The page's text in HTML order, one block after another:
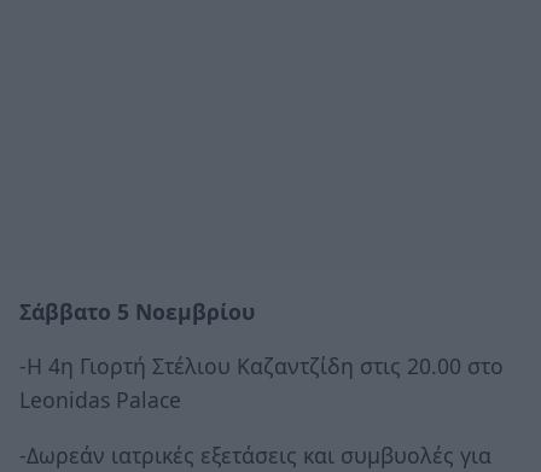
Σάββατο 5 Νοεμβρίου
-Η 4η Γιορτή Στέλιου Καζαντζίδη στις 20.00 στο
Leonidas Palace
-Δωρεάν ιατρικές εξετάσεις και συμβυολές για